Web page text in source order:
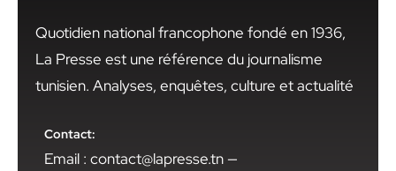
Quotidien national francophone fondé en 1936,
La Presse est une référence du journalisme
tunisien. Analyses, enquêtes, culture et actualité
Contact:
Email : contact@lapresse.tn —